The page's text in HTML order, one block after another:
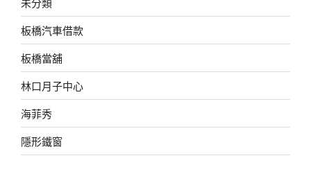
板橋汽車借款
板橋當舖
林口月子中心
海菲秀
隱形鐵窗